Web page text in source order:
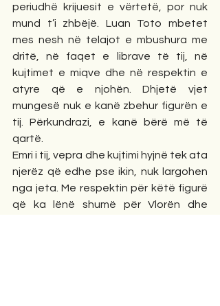
periudhë krijuesit e vërtetë, por nuk
mund t’i zhbëjë. Luan Toto mbetet
mes nesh në telajot e mbushura me
dritë, në faqet e librave të tij, në
kujtimet e miqve dhe në respektin e
atyre që e njohën. Dhjetë vjet
mungesë nuk e kanë zbehur figurën e
tij. Përkundrazi, e kanë bërë më të
qartë.
Emri i tij, vepra dhe kujtimi hyjnë tek ata
njerëz që edhe pse ikin, nuk largohen
nga jeta. Me respektin për këtë figurë
që ka lënë shumë për Vlorën dhe